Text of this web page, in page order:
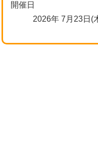
開催日
2026年 7月23日(